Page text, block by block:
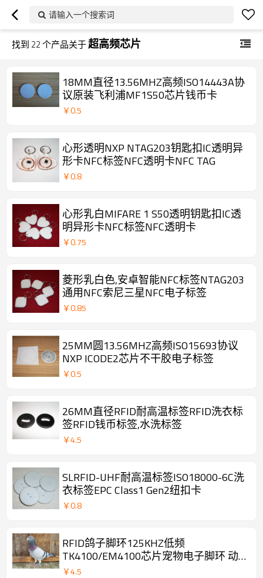
请输入一个搜索词
找到 22个产品关于超高频芯片
18MM直径13.56MHZ高频ISO14443A协
议原装飞利浦MF1S50芯片钱币卡
￥0.5
心形透明NXP NTAG203钥匙扣IC透明异
形卡NFC标签NFC透明卡NFC TAG
￥0.8
心形乳白MIFARE 1 S50透明钥匙扣IC透
明异形卡NFC标签NFC透明卡
￥0.75
菱形乳白色,安卓智能NFC标签NTAG203
通用NFC索尼三星NFC电子标签
￥0.85
25MM圆13.56MHZ高频ISO15693协议
NXP ICODE2芯片不干胶电子标签
￥0.5
26MM直径RFID耐高温标签RFID洗衣标
签RFID钱币标签,水洗标签
￥4.5
SLRFID-UHF耐高温标签ISO18000-6C洗
衣标签EPC Class1 Gen2纽扣卡
￥0.8
RFID鸽子脚环125KHZ低频
TK4100/EM4100芯片宠物电子脚环 动
物的信息化管理
￥4.5